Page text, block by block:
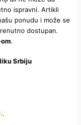
ispravni. Artikli
ponudu i može se
dostupan.
.
Srbiju
.